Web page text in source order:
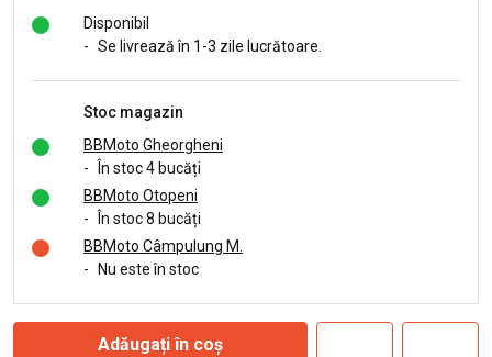
Disponibil
- Se livrează în 1-3 zile lucrătoare.
Stoc magazin
BBMoto Gheorgheni
-
În stoc 4 bucăți
BBMoto Otopeni
-
În stoc 8 bucăți
BBMoto Câmpulung M.
-
Nu este în stoc
Adăugați în coș